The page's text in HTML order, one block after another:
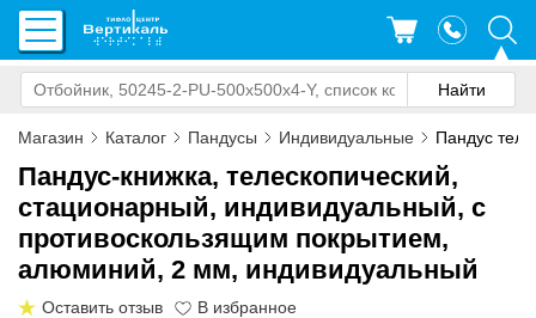
Магазин Каталог Пандусы Индивидуальные Пандус
Пандус-книжка, телескопический,
стационарный, индивидуальный, с
противоскользящим покрытием,
алюминий, 2 мм, индивидуальный
Оставить отзыв